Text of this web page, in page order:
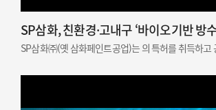
SP삼화, 친환경·고내구 ‘바이오기반 방
SP삼화㈜(옛 삼화페인트공업)는 의 특허를 취득하고